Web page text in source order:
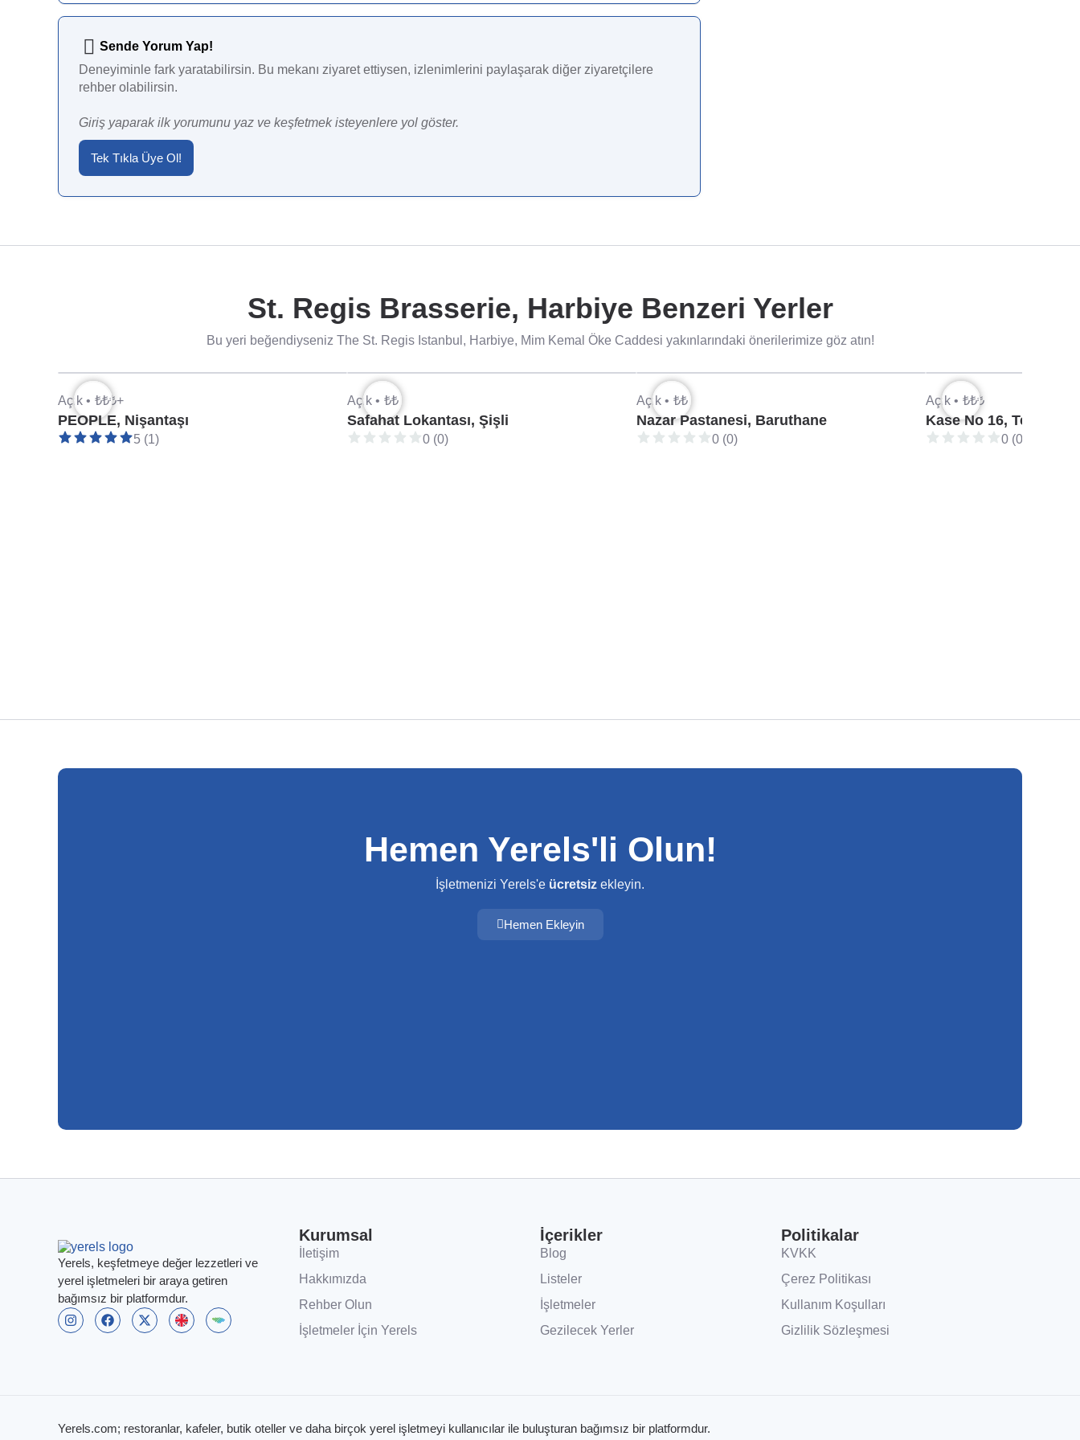
Sende Yorum Yap!
Deneyiminle fark yaratabilirsin. Bu mekanı ziyaret ettiysen, izlenimlerini paylaşarak diğer ziyaretçilere
rehber olabilirsin.
Giriş yaparak ilk yorumunu yaz ve keşfetmek isteyenlere yol göster.
Tek Tıkla Üye Ol!
St. Regis Brasserie, Harbiye Benzeri Yerler
Bu yeri beğendiyseniz The St. Regis Istanbul, Harbiye, Mim Kemal Öke Caddesi yakınlarındaki önerilerimize göz atın!
Açık • ₺₺₺+
PEOPLE, Nişantaşı
5 (1)
Açık • ₺₺
Safahat Lokantası, Şişli
0 (0)
Açık • ₺₺
Nazar Pastanesi, Baruthane
0 (0)
Açık • ₺₺₺
Kase No 16, Teşvikiye
0 (0)
Hemen Yerels'li Olun!
İşletmenizi Yerels'e ücretsiz ekleyin.
Hemen Ekleyin
Yerels, keşfetmeye değer lezzetleri ve
yerel işletmeleri bir araya getiren
bağımsız bir platformdur.
Kurumsal
İletişim
Hakkımızda
Rehber Olun
İşletmeler İçin Yerels
İçerikler
Blog
Listeler
İşletmeler
Gezilecek Yerler
Politikalar
KVKK
Çerez Politikası
Kullanım Koşulları
Gizlilik Sözleşmesi
Yerels.com; restoranlar, kafeler, butik oteller ve daha birçok yerel işletmeyi kullanıcılar ile buluşturan bağımsız bir platformdur.